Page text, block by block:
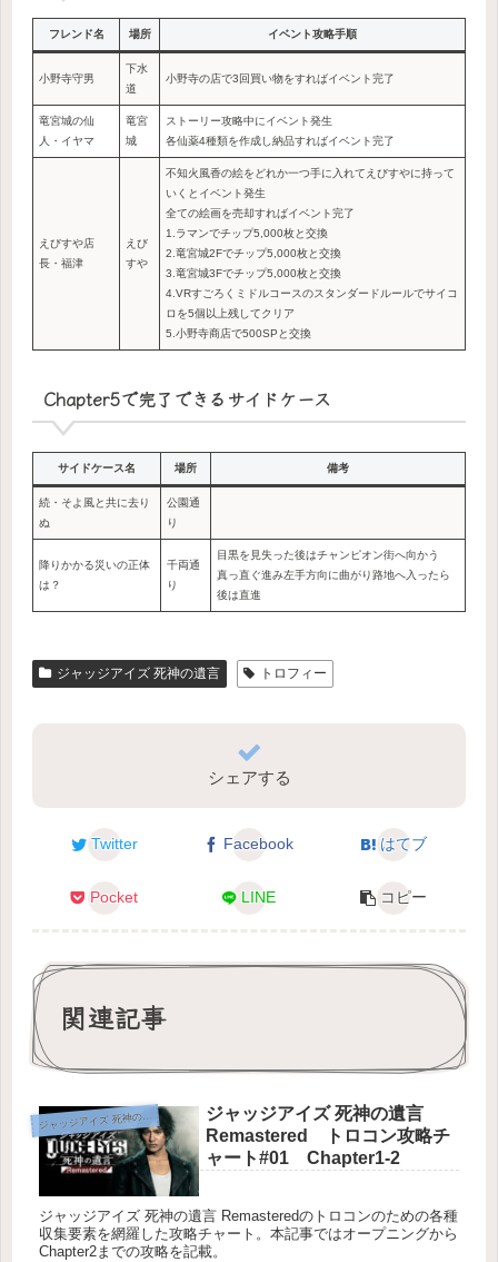
フレンド名 場所 イベント攻略手順
小野寺守男
下水
道
小野寺の店で3回買い物をすればイベント完了
竜宮城の仙
人・イヤマ
竜宮
城
ストーリー攻略中にイベント発生
各仙薬4種類を作成し納品すればイベント完了
えびすや店
長・福津
えび
すや
不知火風香の絵をどれか一つ手に入れてえびすやに持って
いくとイベント発生
全ての絵画を売却すればイベント完了
1.ラマンでチップ5,000枚と交換
2.竜宮城2Fでチップ5,000枚と交換
3.竜宮城3Fでチップ5,000枚と交換
4.VRすごろくミドルコースのスタンダードルールでサイコ
ロを5個以上残してクリア
5.小野寺商店で500SPと交換
Chapter5で完了できるサイドケース
サイドケース名 場所 備考
続・そよ風と共に去り
ぬ
公園通
り
降りかかる災いの正体
は？
千両通
り
目黒を見失った後はチャンピオン街へ向かう
真っ直ぐ進み左手方向に曲がり路地へ入ったら
後は直進
ジャッジアイズ 死神の遺言 トロフィー
シェアする
Twitter Facebook はてブ
Pocket LINE コピー
関連記事
ジ
ャッジアイズ 死神の遺言
ジャッジアイズ 死神の遺言
Remastered トロコン攻略チ
ャート#01 Chapter1-2
ジャッジアイズ 死神の遺言 Remasteredのトロコンのための各種
収集要素を網羅した攻略チャート。本記事ではオープニングから
Chapter2までの攻略を記載。